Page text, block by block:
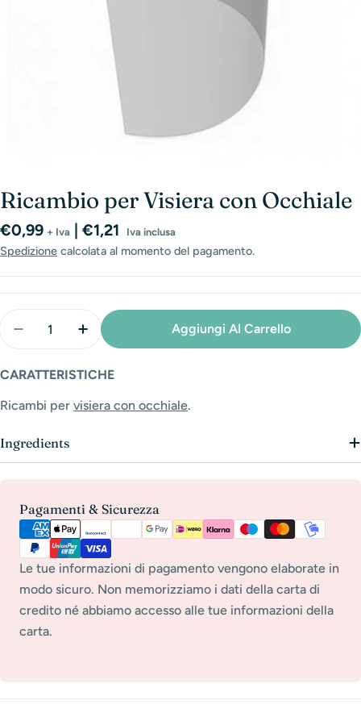
Ricambio per Visiera con Occhiale
Prezzo
normale
€0,99 + Iva | €1,21 Iva inclusa
Spedizione calcolata al momento del pagamento.
Diminuisci La Quantità Per Ricambio Per Visiera
Aumenta La Quantità Per Ricambio Per
Aggiungi Al Carrello
CARATTERISTICHE
Ricambi per visiera con occhiale.
Ingredients
Pagamenti & Sicurezza
Metodi
pagamento
Le tue informazioni di pagamento vengono elaborate in
modo sicuro. Non memorizziamo i dati della carta di
credito né abbiamo accesso alle tue informazioni della
carta.